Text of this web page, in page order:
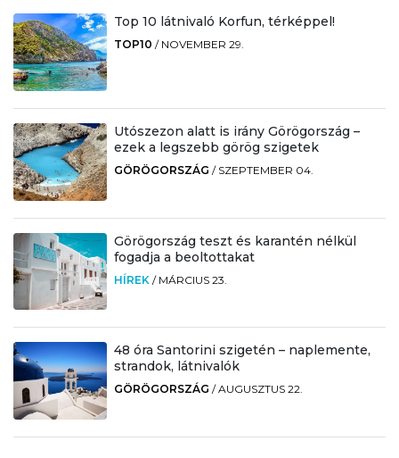
Top 10 látnivaló Korfun, térképpel!
TOP10 / NOVEMBER 29.
Utószezon alatt is irány Görögország –
ezek a legszebb görög szigetek
GÖRÖGORSZÁG / SZEPTEMBER 04.
Görögország teszt és karantén nélkül
fogadja a beoltottakat
HÍREK / MÁRCIUS 23.
48 óra Santorini szigetén – naplemente,
strandok, látnivalók
GÖRÖGORSZÁG /AUGUSZTUS 22.